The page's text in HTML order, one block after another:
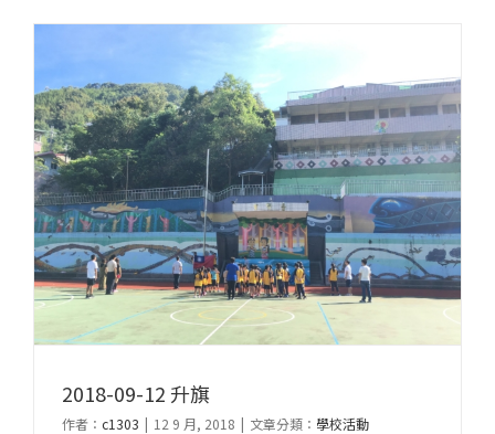
2018-09-12 升旗
作者： c1303 | 12 9 月, 2018 | 文章分類： 學校活動